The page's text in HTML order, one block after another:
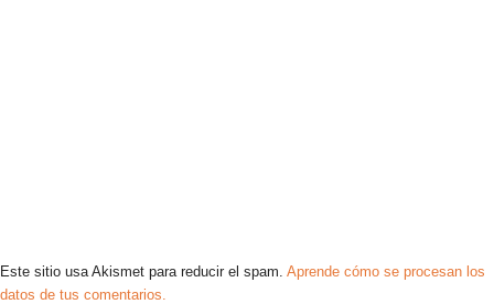
Este sitio usa Akismet para reducir el spam. Aprende cómo se procesan los
datos de tus comentarios.